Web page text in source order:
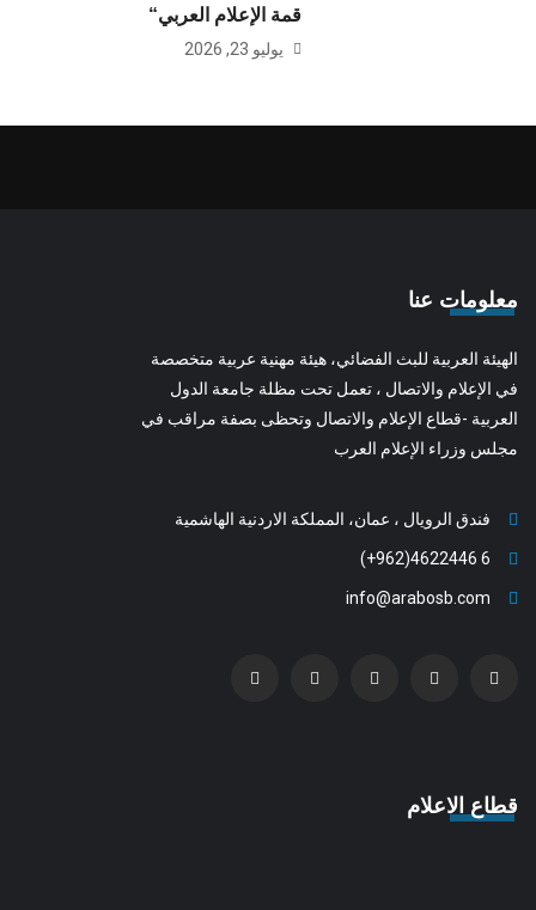
قمة الإعلام العربي“
يوليو 23, 2026
معلومات عنا
الهيئة العربية للبث الفضائي، هيئة مهنية عربية متخصصة
في الإعلام والاتصال ، تعمل تحت مظلة جامعة الدول
العربية -قطاع الإعلام والاتصال وتحظى بصفة مراقب في
مجلس وزراء الإعلام العرب
فندق الرويال ، عمان، المملكة الاردنية الهاشمية
6 4622446(962+)
info@arabosb.com
قطاع الاعلام